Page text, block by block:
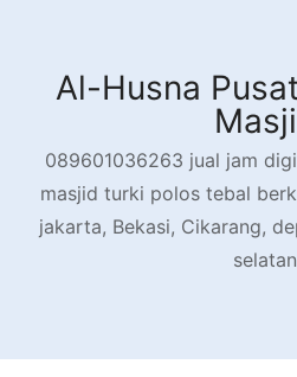
contentAl-Husna
089601036263 jual jam
masjid turki polos tebal
jakarta, Bekasi, Cikarang,
selatan